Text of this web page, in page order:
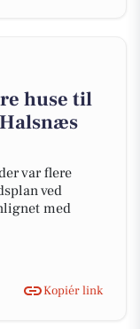
huse til
var flere
ved
med
Kopiér link